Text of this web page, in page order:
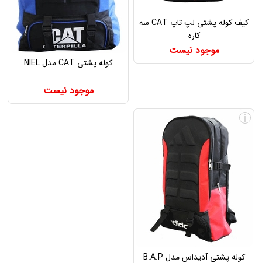
کیف کوله پشتی لپ تاپ CAT سه
کاره
موجود نیست
کوله پشتی CAT مدل NIEL
موجود نیست
کوله پشتی آدیداس مدل B.A.P
i